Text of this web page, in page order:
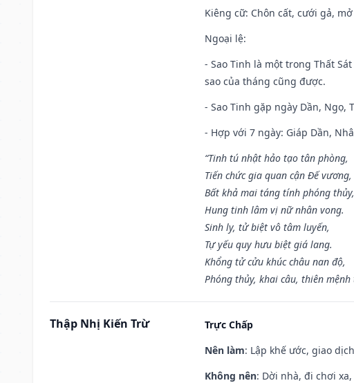
Kiêng cữ: Chôn cất, cưới gả,
Ngoại lệ:
- Sao Tinh là một trong Thất
sao của tháng cũng được.
- Sao Tinh gặp ngày Dần, Ngọ,
- Hợp với 7 ngày: Giáp Dần,
“Tinh tú nhật hảo tạo tân phòng,
Tiến chức gia quan cận Đế vương,
Bất khả mai táng tính phóng thủy,
Hung tinh lâm vị nữ nhân vong.
Sinh ly, tử biệt vô tâm luyến,
Tự yếu quy hưu biệt giá lang.
Khổng tử cửu khúc châu nan độ,
Phóng thủy, khai câu, thiên mệnh
Thập Nhị Kiến Trừ
Trực Chấp
Nên làm: Lập khế ước, giao
Không nên: Dời nhà, đi chơi